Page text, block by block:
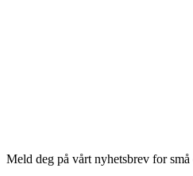
Meld deg på vårt nyhetsbrev for små